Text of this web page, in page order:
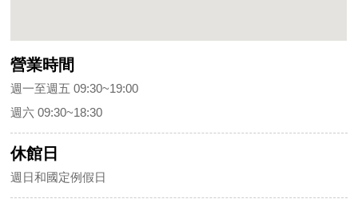
營業時間
週一至週五 09:30~19:00
週六 09:30~18:30
休館日
週日和國定例假日